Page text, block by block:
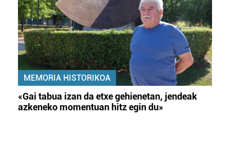
MEMORIA HISTORIKOA
«Gai tabua izan da etxe gehienetan, jendeak
azkeneko momentuan hitz egin du»